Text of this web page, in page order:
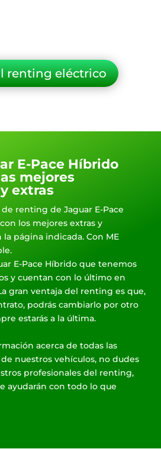
renting eléctrico
E-Pace Híbrido
mejores
extras
renting de Jaguar E-Pace
los mejores extras y
página indicada. Con ME
E-Pace Híbrido que tenemos
y cuentan con lo último en
gran ventaja del renting es que,
podrás cambiarlo por otro
estarás a la última.
acerca de todas las
nuestros vehículos, no dudes
profesionales del renting,
ayudarán con todo lo que